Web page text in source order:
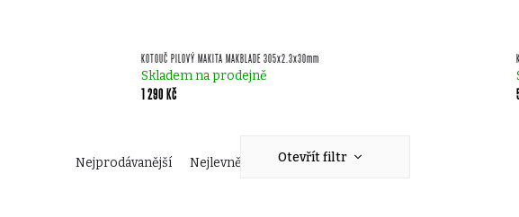
KOTOUČ PILOVÝ MAKITA MAKBLADE 305x2.3x30mm
Skladem na prodejně
1 290 Kč
ŘNejprodávanější Nejlevnější Nejdražší Abecedně
Otevřít filtr